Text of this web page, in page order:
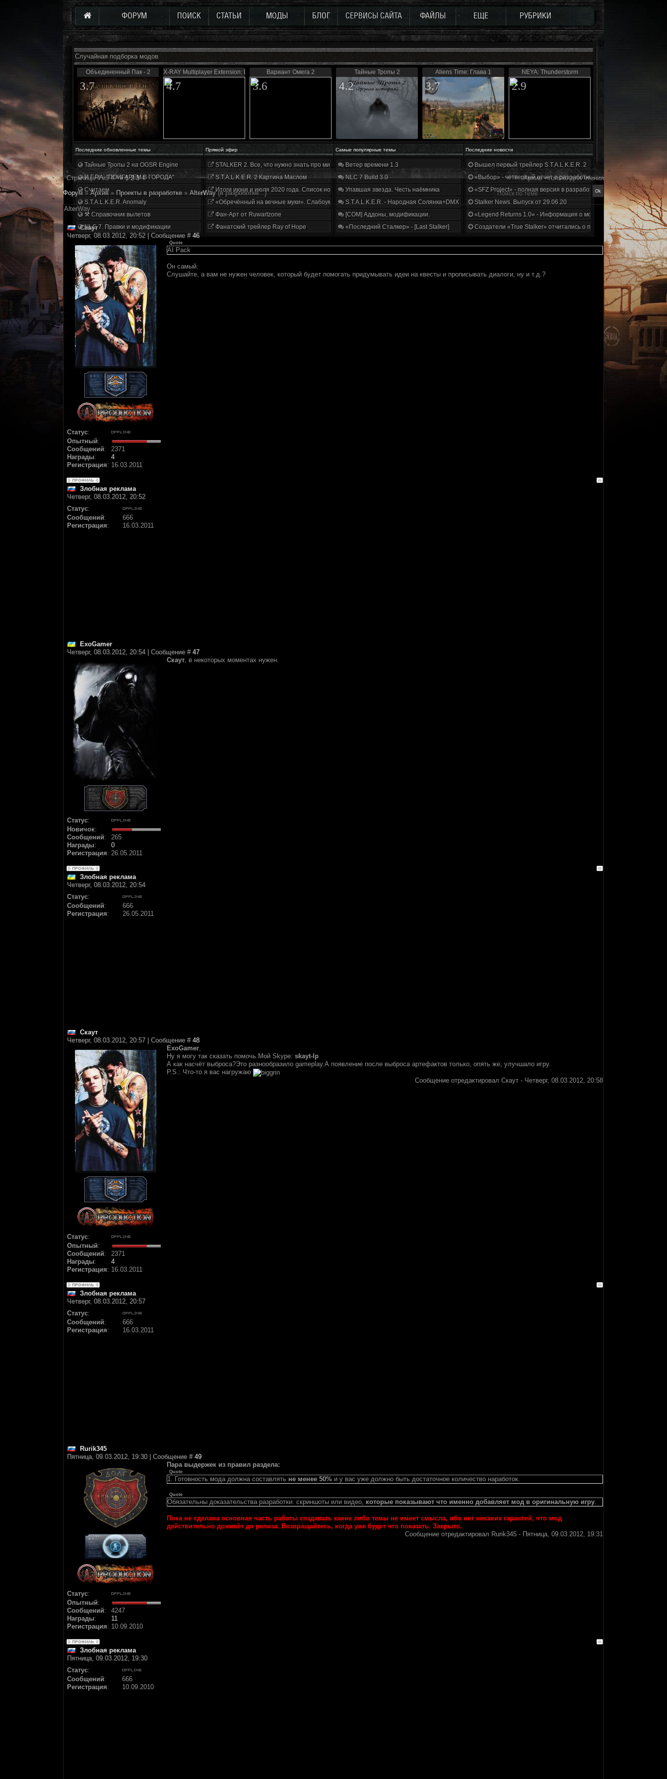
ФОРУМ ПОИСК СТАТЬИ МОДЫ БЛОГ СЕРВИСЫ САЙТА ФАЙЛЫ ЕЩЕ РУБРИКИ
Случайная подборка модов
Объединенный Пак - 2
3.7
X-RAY Multiplayer Extension: Defence
4.7
Вариант Омега 2
3.6
Тайные Тропы 2
4.2
Aliens Time: Глава 1
3.7
NEYA: Thunderstorm
2.9
Последние обновленные темы Прямой эфир Самые популярные темы Последние новости
Тайные Тропы 2 на OGSR Engine
И.Г.Р.А. "ПОИГАРЕМ В ГОРОДА"
Считаем
S.T.A.L.K.E.R. Anomaly
⚒ Справочник вылетов
NLC 7. Правки и модификации
STALKER 2. Все, что нужно знать про мир, геймплей и сюжет | Разбор трейлера
S.T.A.L.K.E.R. 2 Картина Маслом
Итоги июня и июля 2020 года. Список нововведений
«Обречённый на вечные муки». Слабоумие и отвага
Фан-Арт от Ruwartzone
Фанатский трейлер Ray of Hope
Ветер времени 1.3
NLC 7 Build 3.0
Упавшая звезда. Честь наёмника
S.T.A.L.K.E.R. - Народная Солянка+DMX 1.3.5.ООП.МА.К.
[COM] Аддоны, модификации.
«Последний Сталкер» - [Last Stalker]
Вышел первый трейлер S.T.A.L.K.E.R. 2
«Выбор» - четвертый отчет о разработке!
«SFZ Project» - полная версия в разработке!
Stalker News. Выпуск от 29.06.20
«Legend Returns 1.0» - Информация о моде за июнь 2020
Создатели «True Stalker» отчитались о проделанной работе
Страница4из4 « 1 2 3 4
Архив - только для чтения
Форум » Архив » Проекты в разработке » AlterWay (в разроботке...)
AlterWay
Скаут
Четверг, 08.03.2012, 20:52 | Сообщение #46
Статус:
Опытный:
Сообщений:
2371
Награды:
4
Регистрация: 16.03.2011
Quote
AI Pack
Он самый.
Слушайте, а вам не нужен человек, который будет помогать придумывать идеи на квесты и прописывать диалоги, ну и т.д.?
Злобная реклама
Четверг, 08.03.2012, 20:52
Статус:
Сообщений:
666
Регистрация: 16.03.2011
ExoGamer
Четверг, 08.03.2012, 20:54 | Сообщение # 47
Статус:
Новичок:
Сообщений:
265
Награды:
0
Регистрация: 26.05.2011
Скаут, в некоторых моментах нужен.
Злобная реклама
Четверг, 08.03.2012, 20:54
Статус:
Сообщений:
666
Регистрация: 26.05.2011
Скаут
Четверг, 08.03.2012, 20:57 | Сообщение # 48
Статус:
Опытный:
Сообщений:
2371
Награды:
4
Регистрация: 16.03.2011
ExoGamer,
Ну я могу так сказать помочь.Мой Skype: skayt-lp
А как насчёт выброса?Это разнообразило gameplay.А появление после выброса артефактов только, опять же, улучшало игру.
P.S.: Что-то я вас нагружаю
Сообщение отредактировал Скаут - Четверг, 08.03.2012, 20:58
Злобная реклама
Четверг, 08.03.2012, 20:57
Статус:
Сообщений:
666
Регистрация: 16.03.2011
Rurik345
Пятница, 09.03.2012, 19:30 | Сообщение # 49
Статус:
Опытный:
Сообщений:
4247
Награды:
11
Регистрация: 10.09.2010
Пара выдержек из правил раздела:
Quote
1. Готовность мода должна составлять не менее 50% и у вас уже должно быть достаточное количество наработок.
Quote
Обязательны доказательства разработки: скриншоты или видео, которые показывают что именно добавляет мод в оригинальную игру.
Пока не сделана основная часть работы создавать какие либо темы не имеет смысла, ибо нет никаких гарантий, что мод
действительно доживёт до релиза. Возвращайтесь, когда уже будет что показать. Закрыто.
Сообщение отредактировал Rurik345 - Пятница, 09.03.2012, 19:31
Злобная реклама
Пятница, 09.03.2012, 19:30
Статус:
Сообщений:
666
Регистрация: 10.09.2010